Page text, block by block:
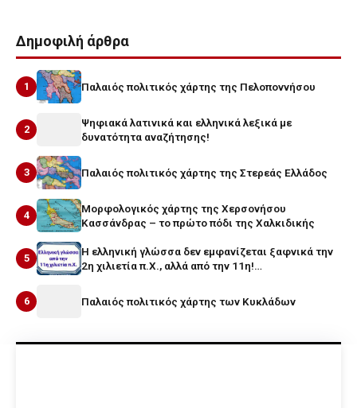
Δημοφιλή άρθρα
1 Παλαιός πολιτικός χάρτης της Πελοποννήσου
2
Ψηφιακά λατινικά και ελληνικά λεξικά με
δυνατότητα αναζήτησης!
3 Παλαιός πολιτικός χάρτης της Στερεάς Ελλάδος
4
Μορφολογικός χάρτης της Χερσονήσου
Κασσάνδρας – το πρώτο πόδι της Χαλκιδικής
5
Η ελληνική γλώσσα δεν εμφανίζεται ξαφνικά την
2η χιλιετία π.Χ., αλλά από την 11η!…
6 Παλαιός πολιτικός χάρτης των Κυκλάδων